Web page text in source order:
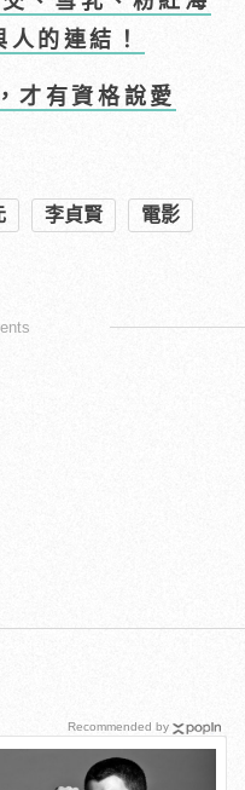
的連結！
才有資格說愛
李貞賢 電影
Recommended by